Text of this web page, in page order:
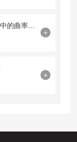
+
+